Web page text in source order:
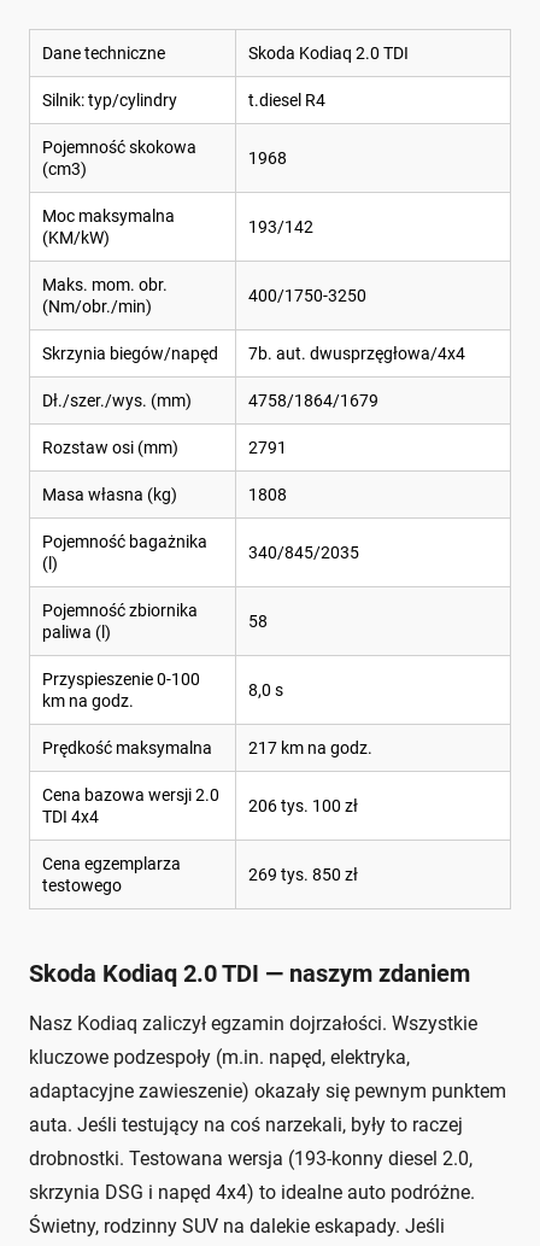
Dane techniczne Skoda Kodiaq 2.0 TDI
Silnik: typ/cylindry t.diesel R4
Pojemność skokowa
(cm3)
1968
Moc maksymalna
(KM/kW)
193/142
Maks. mom. obr.
(Nm/obr./min)
400/1750-3250
Skrzynia biegów/napęd 7b. aut. dwusprzęgłowa/4x4
Dł./szer./wys. (mm) 4758/1864/1679
Rozstaw osi (mm) 2791
Masa własna (kg) 1808
Pojemność bagażnika
(l)
340/845/2035
Pojemność zbiornika
paliwa (l)
58
Przyspieszenie 0-100
km na godz.
8,0 s
Prędkość maksymalna 217 km na godz.
Cena bazowa wersji 2.0
TDI 4x4
206 tys. 100 zł
Cena egzemplarza
testowego
269 tys. 850 zł
Skoda Kodiaq 2.0 TDI — naszym zdaniem
Nasz Kodiaq zaliczył egzamin dojrzałości. Wszystkie
kluczowe podzespoły (m.in. napęd, elektryka,
adaptacyjne zawieszenie) okazały się pewnym punktem
auta. Jeśli testujący na coś narzekali, były to raczej
drobnostki. Testowana wersja (193-konny diesel 2.0,
skrzynia DSG i napęd 4x4) to idealne auto podróżne.
Świetny, rodzinny SUV na dalekie eskapady. Jeśli